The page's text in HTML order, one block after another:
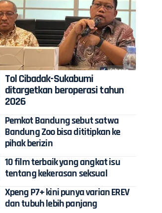
Tol Cibadak-Sukabumi
ditargetkan beroperasi tahun
2026
Pemkot Bandung sebut satwa
Bandung Zoo bisa dititipkan ke
pihak berizin
10 film terbaik yang angkat isu
tentang kekerasan seksual
Xpeng P7+ kini punya varian EREV
dan tubuh lebih panjang